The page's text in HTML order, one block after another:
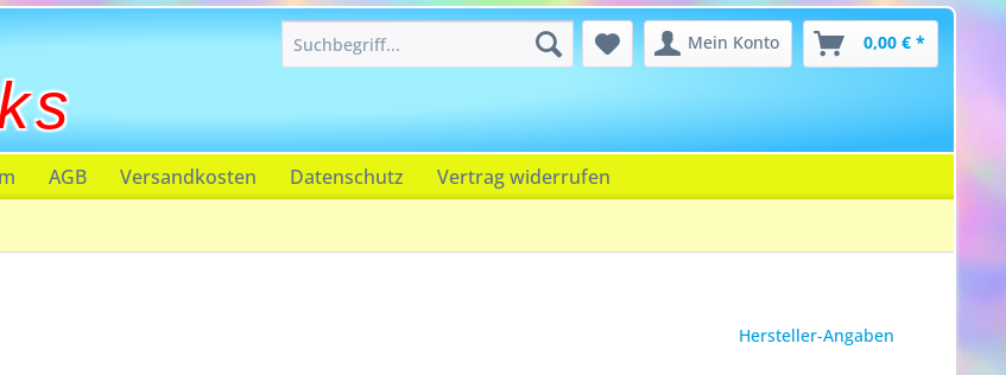
Mein Konto 0,00 € *
AGB Versandkosten Datenschutz Vertrag widerrufen
Hersteller-Angaben